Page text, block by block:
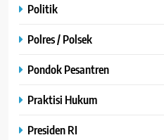
Politik
Polres / Polsek
Pondok Pesantren
Praktisi Hukum
Presiden RI